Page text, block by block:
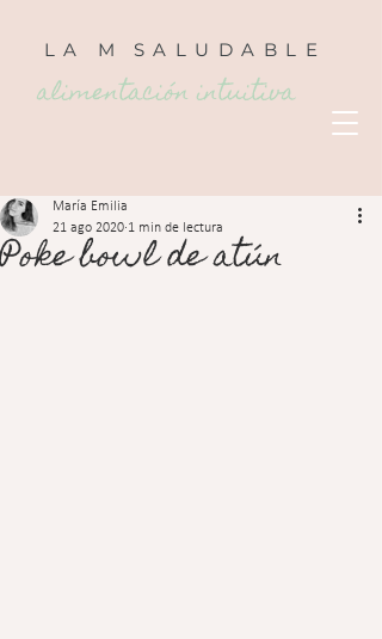
LA M SALUDABLE
alimentación intuitiva
Poke bowl de atún
María Emilia
21 ago 2020 1 min de lectura